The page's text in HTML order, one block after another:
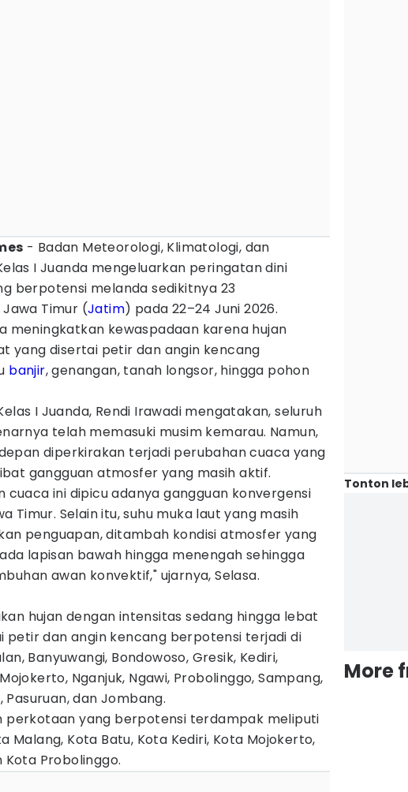
- Badan Meteorologi, Klimatologi, dan
I Juanda mengeluarkan peringatan dini
berpotensi melanda sedikitnya 23
Timur (Jatim) pada 22–24 Juni 2026.
meningkatkan kewaspadaan karena hujan
yang disertai petir dan angin kencang
banjir, genangan, tanah longsor, hingga pohon
I Juanda, Rendi Irawadi mengatakan, seluruh
telah memasuki musim kemarau. Namun,
diperkirakan terjadi perubahan cuaca yang
gangguan atmosfer yang masih aktif.
cuaca ini dipicu adanya gangguan konvergensi
Timur. Selain itu, suhu muka laut yang masih
penguapan, ditambah kondisi atmosfer yang
lapisan bawah hingga menengah sehingga
awan konvektif," ujarnya, Selasa.
hujan dengan intensitas sedang hingga lebat
petir dan angin kencang berpotensi terjadi di
Banyuwangi, Bondowoso, Gresik, Kediri,
Nganjuk, Ngawi, Probolinggo, Sampang,
Pasuruan, dan Jombang.
perkotaan yang berpotensi terdampak meliputi
Malang, Kota Batu, Kota Kediri, Kota Mojokerto,
Kota Probolinggo.
Tonton
More